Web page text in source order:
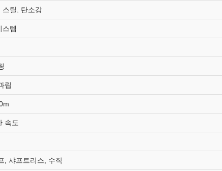
스틸, 탄소강
스템
립
속도
, 샤프트리스, 수직